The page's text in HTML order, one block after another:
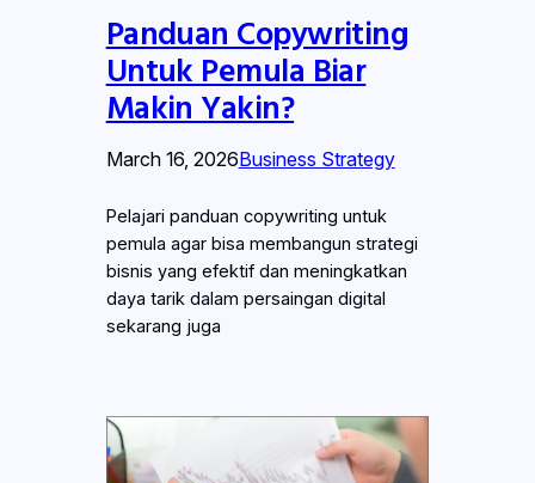
Panduan Copywriting
Untuk Pemula Biar
Makin Yakin?
March 16, 2026Business Strategy
Pelajari panduan copywriting untuk
pemula agar bisa membangun strategi
bisnis yang efektif dan meningkatkan
daya tarik dalam persaingan digital
sekarang juga